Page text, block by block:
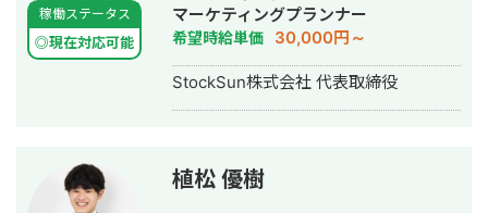
稼働ステータス
◎現在対応可能
成代行・SEO対策・新規事業立上・
SNS運用代行・ホームページ制作・作
成・リスティング広告運用代行・動画
制作・動画編集
マーケティングプランナー
希望時給単価 30,000円～
StockSun株式会社 代表取締役
植松 優樹